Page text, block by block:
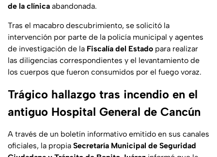
de la clínica abandonada.
Tras el macabro descubrimiento, se solicitó la
intervención por parte de la policía municipal y agentes
de investigación de la Fiscalía del Estado para realizar
las diligencias correspondientes y el levantamiento de
los cuerpos que fueron consumidos por el fuego voraz.
Trágico hallazgo tras incendio en el
antiguo Hospital General de Cancún
A través de un boletín informativo emitido en sus canales
oficiales, la propia Secretaría Municipal de Seguridad